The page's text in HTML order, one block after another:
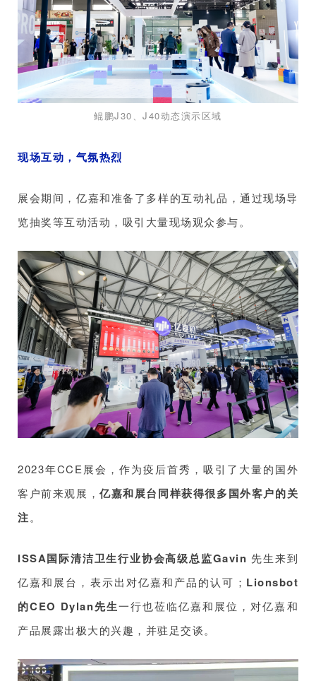
鲲鹏J30、J40动态演示区域
现场互动，气氛热烈
展会期间，亿嘉和准备了多样的互动礼品，通过现场导
览抽奖等互动活动，吸引大量现场观众参与。
2023年CCE展会，作为疫后首秀，吸引了大量的国外
客户前来观展，亿嘉和展台同样获得很多国外客户的关
注。
ISSA国际清洁卫生行业协会高级总监Gavin 先生来到
亿嘉和展台，表示出对亿嘉和产品的认可； Lionsbot
的CEO Dylan先生一行也莅临亿嘉和展位，对亿嘉和
产品展露出极大的兴趣，并驻足交谈。